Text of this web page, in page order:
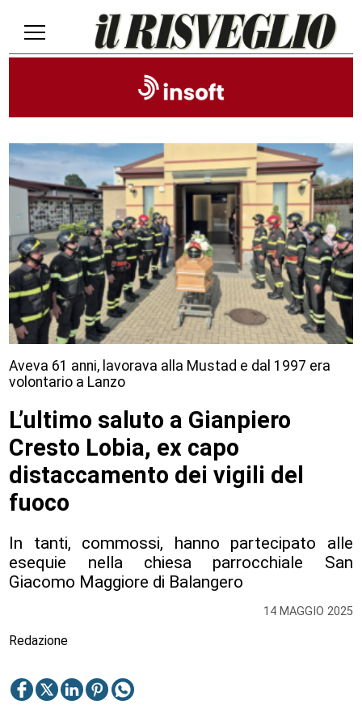
14 MAGGIO 2025
Aveva 61 anni, lavorava alla Mustad e dal 1997 era
volontario a Lanzo
L’ultimo saluto a Gianpiero
Cresto Lobia, ex capo
distaccamento dei vigili del
fuoco
In tanti, commossi, hanno partecipato alle
esequie nella chiesa parrocchiale San
Giacomo Maggiore di Balangero
Redazione